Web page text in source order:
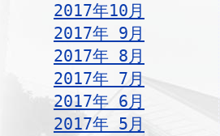
2017年10月
2017年 9月
2017年 8月
2017年 7月
2017年 6月
2017年 5月